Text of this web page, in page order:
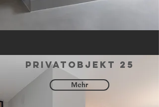
privatobjekt 25
Mehr